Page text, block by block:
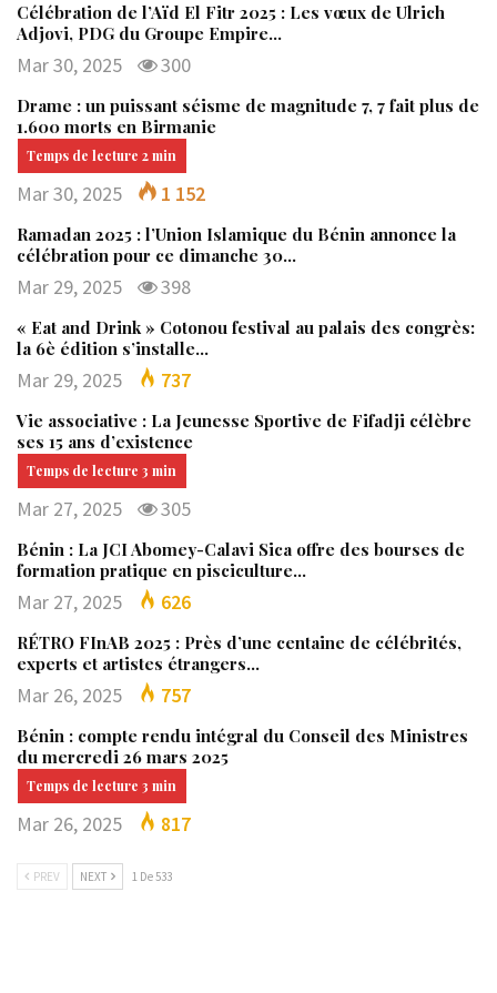
Célébration de l’Aïd El Fitr 2025 : Les vœux de Ulrich
Adjovi, PDG du Groupe Empire…
Mar 30, 2025 300
Drame : un puissant séisme de magnitude 7, 7 fait plus de
1.600 morts en Birmanie
Mar 30, 2025 1 152
Ramadan 2025 : l’Union Islamique du Bénin annonce la
célébration pour ce dimanche 30…
Mar 29, 2025 398
« Eat and Drink » Cotonou festival au palais des congrès:
la 6è édition s’installe…
Mar 29, 2025 737
Vie associative : La Jeunesse Sportive de Fifadji célèbre
ses 15 ans d’existence
Mar 27, 2025 305
Bénin : La JCI Abomey-Calavi Sica offre des bourses de
formation pratique en pisciculture…
Mar 27, 2025 626
RÉTRO FInAB 2025 : Près d’une centaine de célébrités,
experts et artistes étrangers…
Mar 26, 2025 757
Bénin : compte rendu intégral du Conseil des Ministres
du mercredi 26 mars 2025
Mar 26, 2025 817
PREV NEXT 1 De 533